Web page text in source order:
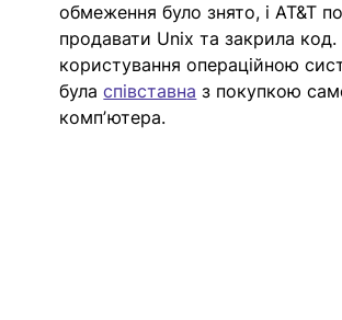
обмеження було знято, і AT&T
продавати Unix та закрила код.
користування операційною
була співставна з покупкою
компʼютера.